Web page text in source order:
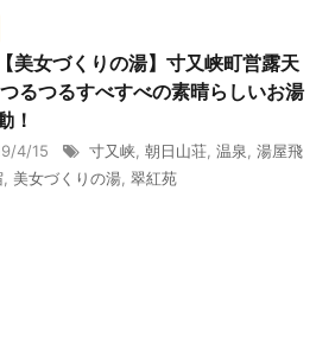
美女づくりの湯】寸又峡町営露天
るつるすべすべの素晴らしいお湯
！
4/15 寸又峡 朝日山荘 温泉
湯屋飛
美女づくりの湯 翠紅苑